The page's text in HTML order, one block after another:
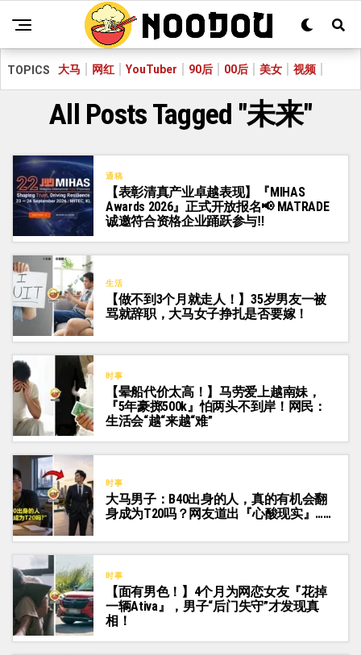
TOPICS 大马 网红 YouTuber 90后 00后 美女 视频
All Posts Tagged "未来"
通稿
【表彰清真产业卓越表现】『MIHAS
Awards 2026』正式开放报名📢 MATRADE
诚邀符合资格企业踊跃参与‼️
生活
【做不到3个月就走人！】35岁男友一被
骂就辞职，大马女子挣扎是否要嫁！
时事
【晕船代价太高！】马劳爱上越南妹，
『5年豪掷500k』怕两头不到岸！网民：
生活会“越“来越“难”
时事
大马男子：B40出身的人，真的有机会翻
身成为T20吗？网友道出『心酸现实』……
时事
【面有男色！】4个月为网恋女友『花掉
一辆Ativa』，男子“后门失守”才发现真
相！